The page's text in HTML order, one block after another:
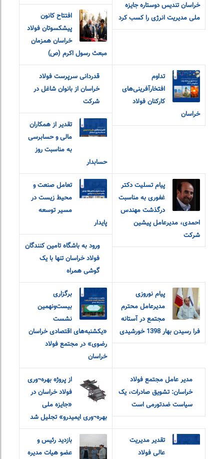
خراسان تندیس دوستاره جایزه
ملی مدیریت انرژی را کسب کرد
افتتاح کانون
پیشکسوتان فولاد
خراسان همزمان
مبعث رسول اکرم (ص)
تداوم
افتخارآفرینی‌های
کارکنان فولاد
خراسان
قدردانی سرپرست فولاد
خراسان از بانوان شاغل در
شرکت
تقدیر از همکاران
مالی و حسابرسی
به مناسبت روز
حسابدار
پیام تسلیت دکتر
غفوری به مناسبت
درگذشت مهندس
احمدی، مدیرعامل پیشین
شرکت
تعامل صنعت و
محیط زیست در
مسیر توسعه
پایدار
ورود به باشگاه تامین کنندگان
فولاد خراسان تنها با یک
گوشی همراه
پیام نوروزی
مدیرعامل محترم
مجتمع در آستانه
فرا رسیدن بهار 1398 خورشیدی
برگزاری
بیست‌ونهمین
نشست
«یکشنبه‌های اقتصادی خراسان
رضوی» در مجتمع فولاد
خراسان
مدیر عامل مجتمع فولاد
خراسان: تشویق صادرات، یک
سیاست ضدتورمی است
از پروژه بهره¬وری
فولاد خراسان در
«جایزه ملی
بهره¬وری ایمیدرو» تجلیل شد
تقدیر مدیریت
عالی فولاد
بازدید رئیس و
عضو هیات مدیره